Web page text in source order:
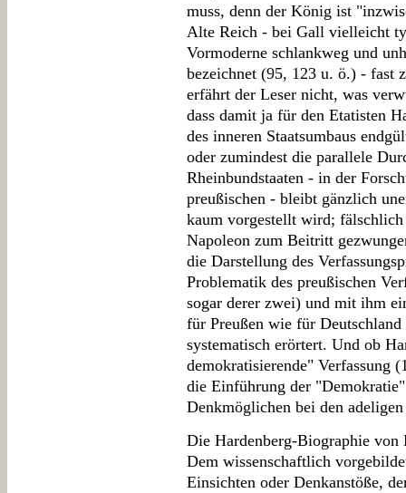
muss, denn der König ist
Alte Reich - bei Gall vielleicht
Vormoderne schlankweg und
bezeichnet (95, 123 u. ö.) - fast
erfährt der Leser nicht, was
dass damit ja für den Etatisten
des inneren Staatsumbaus
oder zumindest die parallele
Rheinbundstaaten - in der
preußischen - bleibt gänzlich
kaum vorgestellt wird;
Napoleon zum Beitritt
die Darstellung des
Problematik des preußischen
sogar derer zwei) und mit ihm
für Preußen wie für
systematisch erörtert. Und ob
demokratisierende" Verfassung
die Einführung der
Denkmöglichen bei den
Die Hardenberg-Biographie
Dem wissenschaftlich
Einsichten oder Denkanstöße,